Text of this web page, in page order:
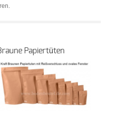
Papiertüten